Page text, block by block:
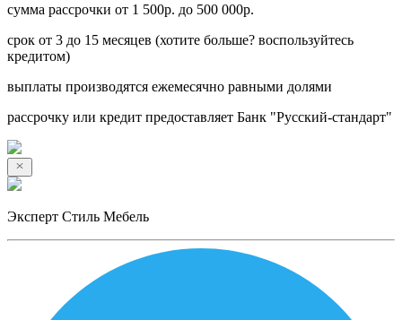
сумма рассрочки от 1 500р. до 500 000р.
срок от 3 до 15 месяцев (хотите больше? воспользуйтесь
кредитом)
выплаты производятся ежемесячно равными долями
рассрочку или кредит предоставляет Банк "Русский-стандарт"
Эксперт Стиль Мебель